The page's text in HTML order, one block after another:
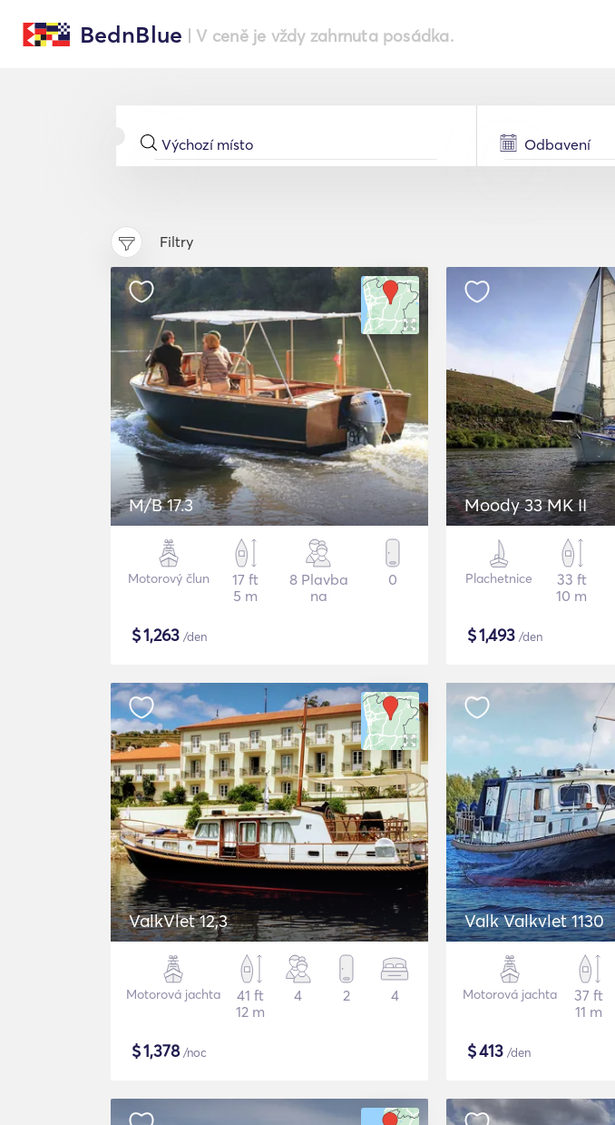
BednBlue | V ceně je vždy zahrnuta posádka.
Filtry
M/B 17.3
Motorový člun
17 ft
5 m
8 Plavba
na
0
$1,263 /den
Moody 33 MK II
Plachetnice
33 ft
10 m
$1,493 /den
ValkVlet 12,3
Motorová jachta
41 ft
12 m
4 2 4
$1,378/noc
Valk Valkvlet 1130
Motorová jachta
37 ft
11 m
$413 /den